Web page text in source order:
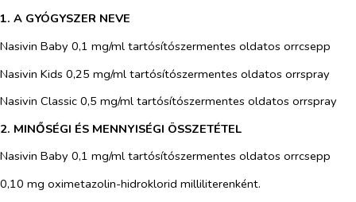
1. A GYÓGYSZER NEVE
Nasivin Baby 0,1 mg/ml tartósítószermentes oldatos orrcsepp
Nasivin Kids 0,25 mg/ml tartósítószermentes oldatos orrspray
Nasivin Classic 0,5 mg/ml tartósítószermentes oldatos orrspray
2. MINŐSÉGI ÉS MENNYISÉGI ÖSSZETÉTEL
Nasivin Baby 0,1 mg/ml tartósítószermentes oldatos orrcsepp
0,10 mg oximetazolin-hidroklorid milliliterenként.